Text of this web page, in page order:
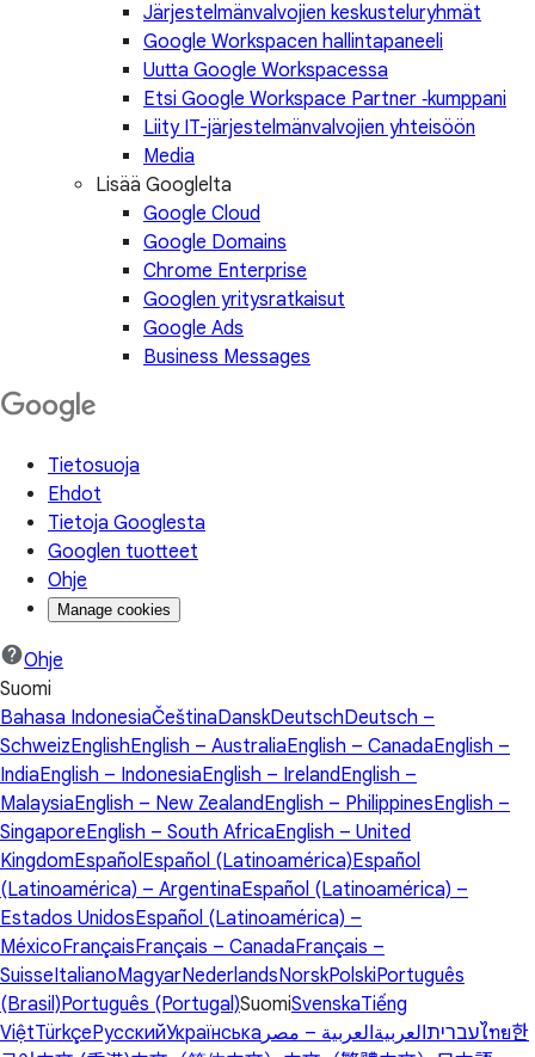
Järjestelmänvalvojien keskusteluryhmät
Google Workspacen hallintapaneeli
Uutta Google Workspacessa
Etsi Google Workspace Partner ‑kumppani
Liity IT-järjestelmänvalvojien yhteisöön
Media
Lisää Googlelta
Google Cloud
Google Domains
Chrome Enterprise
Googlen yritysratkaisut
Google Ads
Business Messages
Tietosuoja
Ehdot
Tietoja Googlesta
Googlen tuotteet
Ohje
Manage cookies
Ohje
Suomi
Bahasa IndonesiaČeštinaDanskDeutschDeutsch –
SchweizEnglishEnglish – AustraliaEnglish – CanadaEnglish –
IndiaEnglish – IndonesiaEnglish – IrelandEnglish –
MalaysiaEnglish – New ZealandEnglish – PhilippinesEnglish –
SingaporeEnglish – South AfricaEnglish – United
KingdomEspañolEspañol (Latinoamérica)Español
(Latinoamérica) – ArgentinaEspañol (Latinoamérica) –
Estados UnidosEspañol (Latinoamérica) –
MéxicoFrançaisFrançais – CanadaFrançais –
SuisseItalianoMagyarNederlandsNorskPolskiPortuguês
(Brasil)Português (Portugal)SuomiSvenskaTiếng
ViệtTürkçeРусскийУкраїнська עבריתالعربيةالعربية – مصر ไทย한